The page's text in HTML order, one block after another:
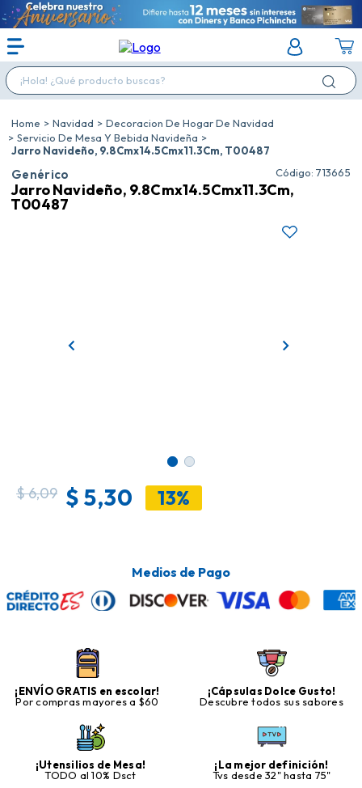
¡Hola! ¿Qué producto buscas?
Navidad
Decoracion De Hogar De Navidad
Servicio De Mesa Y Bebida Navideña
Jarro Navideño, 9.8Cmx14.5Cmx11.3Cm, T00487
Genérico : 713665
Jarro Navideño, 9.8Cmx14.5Cmx11.3Cm,
T00487
$6,09 $5,30 13%
Medios de Pago
¡ENVÍO GRATIS en escolar!
Por compras mayores a $60
¡Cápsulas Dolce Gusto!
Descubre todos sus sabores
¡Utensilios de Mesa!
TODO al 10% Dsct
¡La mejor definición!
Tvs desde 32" hasta 75"